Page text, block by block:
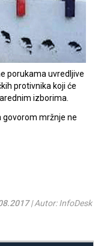
porukama uvredljive
protivnika koji će
izborima.
govorom mržnje ne
| Autor: InfoDesk